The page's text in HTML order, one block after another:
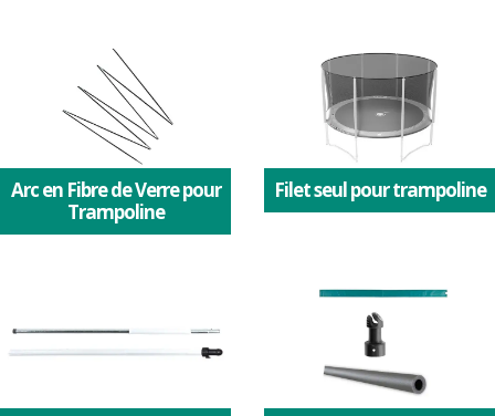
Arc en Fibre de Verre pour
Trampoline
Filet seul pour trampoline